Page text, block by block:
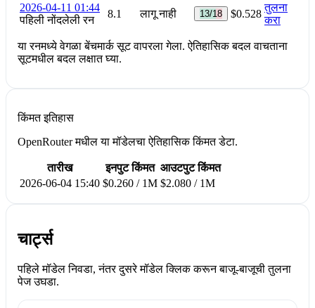
2026-04-11 01:44
पहिली नोंदलेली रन
8.1 लागू नाही 13/18 $0.528
तुलना
करा
या रनमध्ये वेगळा बेंचमार्क सूट वापरला गेला. ऐतिहासिक बदल वाचताना
सूटमधील बदल लक्षात घ्या.
किंमत इतिहास
OpenRouter मधील या मॉडेलचा ऐतिहासिक किंमत डेटा.
तारीख इनपुट किंमत आउटपुट किंमत
2026-06-04 15:40 $0.260 / 1M $2.080 / 1M
चार्ट्स
पहिले मॉडेल निवडा, नंतर दुसरे मॉडेल क्लिक करून बाजू-बाजूची तुलना
पेज उघडा.